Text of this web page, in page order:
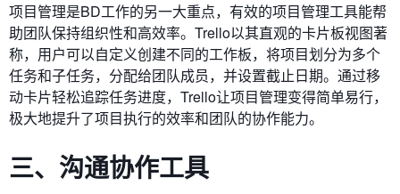
项目管理是BD工作的另一大重点，有效的项目管理工具能帮
助团队保持组织性和高效率。Trello以其直观的卡片板视图著
称，用户可以自定义创建不同的工作板，将项目划分为多个
任务和子任务，分配给团队成员，并设置截止日期。通过移
动卡片轻松追踪任务进度，Trello让项目管理变得简单易行，
极大地提升了项目执行的效率和团队的协作能力。
三、沟通协作工具